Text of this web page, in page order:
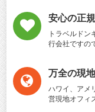
安心の正
トラベルドン
行会社ですの
万全の現
ハワイ、アメ
営現地オフィ